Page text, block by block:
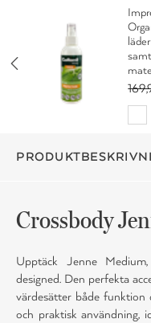
Crossbody
Upptäck Jenne
designed. Den perfekta
värdesätter både funktion
och praktisk användning,